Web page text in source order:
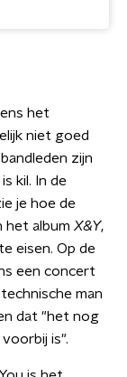
het
niet goed
zijn
kil. In de
je hoe de
het album X&Y,
eisen. Op de
een concert
man
dat "het nog
is".